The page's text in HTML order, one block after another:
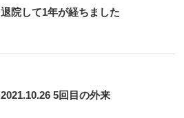
退院して1年が経ちました
2021.10.26 5回目の外来